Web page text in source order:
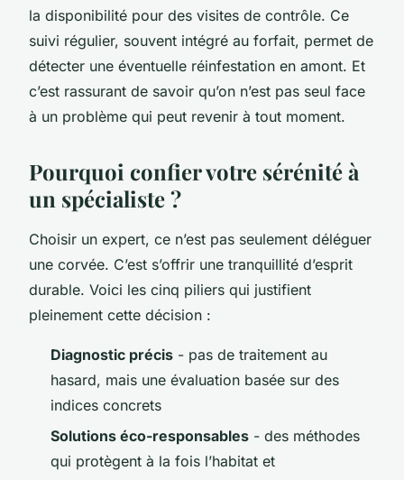
la disponibilité pour des visites de contrôle. Ce
suivi régulier, souvent intégré au forfait, permet de
détecter une éventuelle réinfestation en amont. Et
c’est rassurant de savoir qu’on n’est pas seul face
à un problème qui peut revenir à tout moment.
Pourquoi confier votre sérénité à
un spécialiste ?
Choisir un expert, ce n’est pas seulement déléguer
une corvée. C’est s’offrir une tranquillité d’esprit
durable. Voici les cinq piliers qui justifient
pleinement cette décision :
Diagnostic précis - pas de traitement au
hasard, mais une évaluation basée sur des
indices concrets
Solutions éco-responsables - des méthodes
qui protègent à la fois l’habitat et